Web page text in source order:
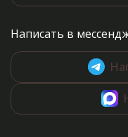
Написать в